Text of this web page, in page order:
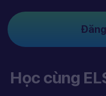
Học cùng